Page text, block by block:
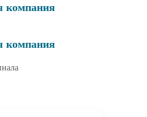
компания
компания